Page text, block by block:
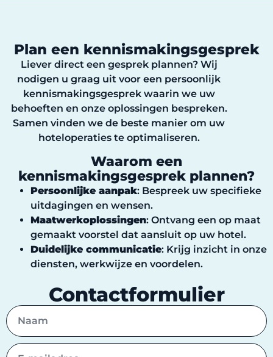
Plan een kennismakingsgesprek
Liever direct een gesprek plannen? Wij
nodigen u graag uit voor een persoonlijk
kennismakingsgesprek waarin we uw
behoeften en onze oplossingen bespreken.
Samen vinden we de beste manier om uw
hoteloperaties te optimaliseren.
Waarom een
kennismakingsgesprek plannen?
Persoonlijke aanpak: Bespreek uw specifieke
uitdagingen en wensen.
Maatwerkoplossingen: Ontvang een op maat
gemaakt voorstel dat aansluit op uw hotel.
Duidelijke communicatie: Krijg inzicht in onze
diensten, werkwijze en voordelen.
Contactformulier